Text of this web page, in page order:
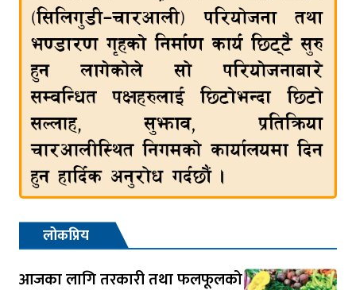
लोकप्रिय
आजका लागि तरकारी तथा फलफूलको